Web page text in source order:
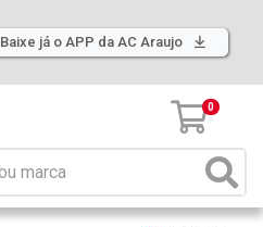
Baixe já o APP da AC Araujo
0